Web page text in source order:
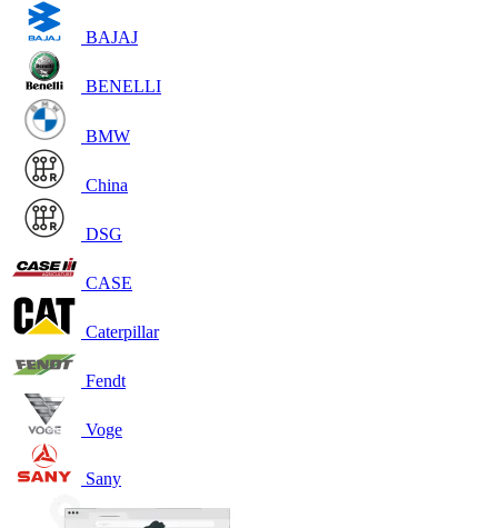
BAJAJ
BENELLI
BMW
China
DSG
CASE
Caterpillar
Fendt
Voge
Sany